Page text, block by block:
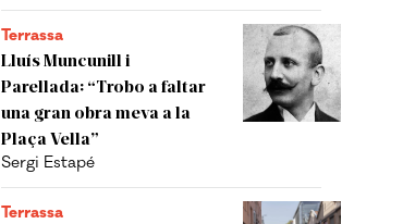
Terrassa
Lluís Muncunill i
Parellada: “Trobo a faltar
una gran obra meva a la
Plaça Vella”
Sergi Estapé
Terrassa